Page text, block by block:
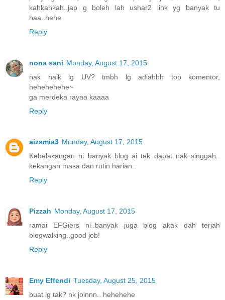
kahkahkah..jap g boleh lah ushar2 link yg banyak tu
haa..hehe
Reply
nona sani Monday, August 17, 2015
nak naik lg UV? tmbh lg adiahhh top komentor,
hehehehehe~
ga merdeka rayaa kaaaa
Reply
aizamia3 Monday, August 17, 2015
Kebelakangan ni banyak blog ai tak dapat nak singgah..
kekangan masa dan rutin harian..
Reply
Pizzah Monday, August 17, 2015
ramai EFGiers ni..banyak juga blog akak dah terjah
blogwalking..good job!
Reply
Emy Effendi Tuesday, August 25, 2015
buat lg tak? nk joinnn.. hehehehe